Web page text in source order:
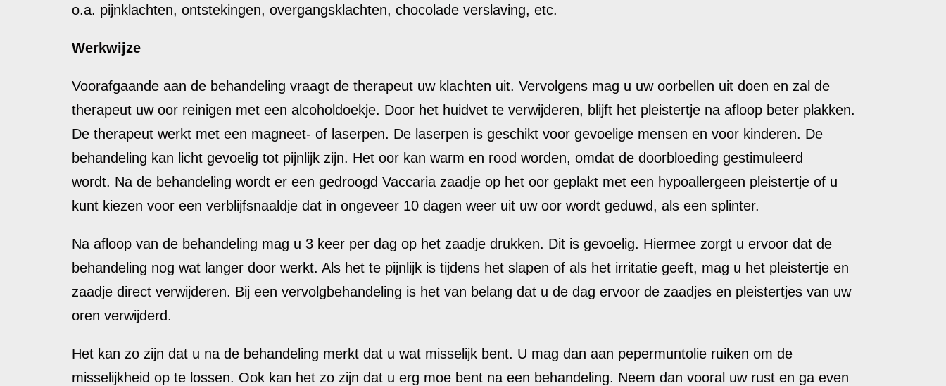
o.a. pijnklachten, ontstekingen, overgangsklachten, chocolade verslaving, etc.
Werkwijze
Voorafgaande aan de behandeling vraagt de therapeut uw klachten uit. Vervolgens mag u uw oorbellen uit doen en zal de
therapeut uw oor reinigen met een alcoholdoekje. Door het huidvet te verwijderen, blijft het pleistertje na afloop beter plakken.
De therapeut werkt met een magneet- of laserpen. De laserpen is geschikt voor gevoelige mensen en voor kinderen. De
behandeling kan licht gevoelig tot pijnlijk zijn. Het oor kan warm en rood worden, omdat de doorbloeding gestimuleerd
wordt. Na de behandeling wordt er een gedroogd Vaccaria zaadje op het oor geplakt met een hypoallergeen pleistertje of u
kunt kiezen voor een verblijfsnaaldje dat in ongeveer 10 dagen weer uit uw oor wordt geduwd, als een splinter.
Na afloop van de behandeling mag u 3 keer per dag op het zaadje drukken. Dit is gevoelig. Hiermee zorgt u ervoor dat de
behandeling nog wat langer door werkt. Als het te pijnlijk is tijdens het slapen of als het irritatie geeft, mag u het pleistertje en
zaadje direct verwijderen. Bij een vervolgbehandeling is het van belang dat u de dag ervoor de zaadjes en pleistertjes van uw
oren verwijderd.
Het kan zo zijn dat u na de behandeling merkt dat u wat misselijk bent. U mag dan aan pepermuntolie ruiken om de
misselijkheid op te lossen. Ook kan het zo zijn dat u erg moe bent na een behandeling. Neem dan vooral uw rust en ga even